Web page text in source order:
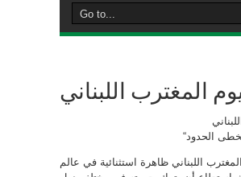
المغترب اللبناني
اللبناني ظاهرة استثنائية في عالم